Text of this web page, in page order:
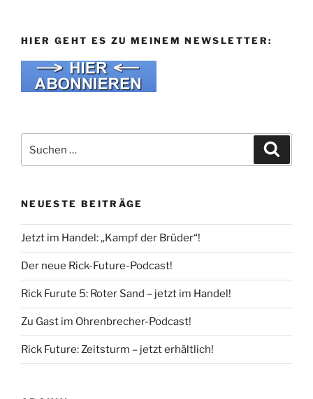
HIER GEHT ES ZU MEINEM NEWSLETTER:
nach:
NEUESTE BEITRÄGE
Jetzt im Handel: „Kampf der Brüder“!
Der neue Rick-Future-Podcast!
Rick Furute 5: Roter Sand – jetzt im Handel!
Zu Gast im Ohrenbrecher-Podcast!
Rick Future: Zeitsturm – jetzt erhältlich!